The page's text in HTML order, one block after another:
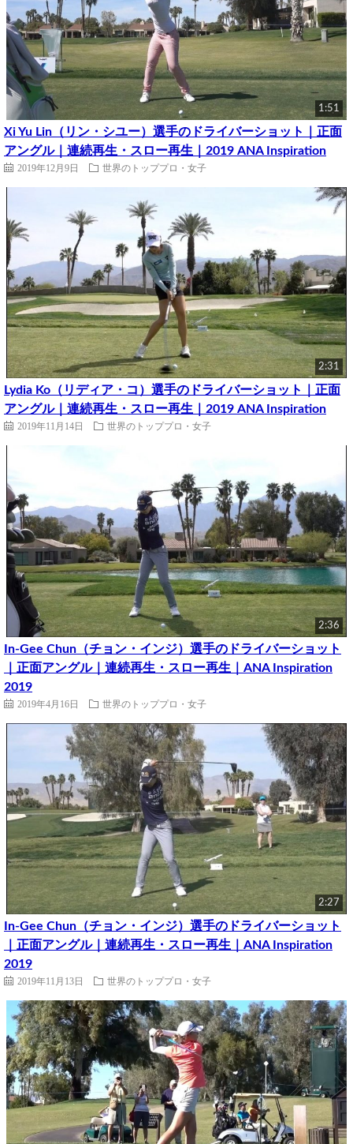
1:51
Xi Yu Lin（リン・シユー）選手のドライバーショット｜正面
アングル｜連続再生・スロー再生｜2019 ANA Inspiration
2019年12月9日 世界のトッププロ・女子
2:31
Lydia Ko（リディア・コ）選手のドライバーショット｜正面
アングル｜連続再生・スロー再生｜2019 ANA Inspiration
2019年11月14日 世界のトッププロ・女子
2:36
In-Gee Chun（チョン・インジ）選手のドライバーショット
｜正面アングル｜連続再生・スロー再生｜ANA Inspiration
2019
2019年4月16日 世界のトッププロ・女子
2:27
In-Gee Chun（チョン・インジ）選手のドライバーショット
｜正面アングル｜連続再生・スロー再生｜ANA Inspiration
2019
2019年11月13日 世界のトッププロ・女子